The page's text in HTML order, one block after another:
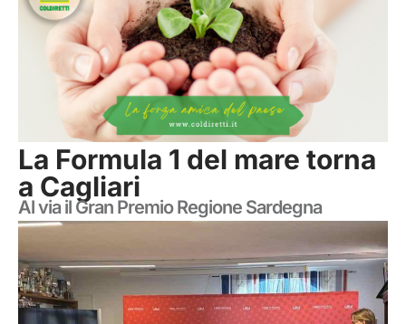
La Formula 1 del mare torna
a Cagliari
Al via il Gran Premio Regione Sardegna